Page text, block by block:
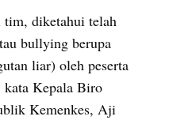
tim, diketahui telah
bullying berupa
liar) oleh peserta
kata Kepala Biro
Kemenkes, Aji